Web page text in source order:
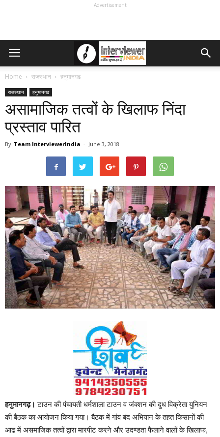
Advertisement
Home राजस्थान हनुमानगढ
राजस्थान हनुमानगढ
असामाजिक तत्वों के खिलाफ निंदा
प्रस्ताव पारित
By Team InterviewerIndia - June 3, 2018
हनुमानगढ़। टाउन की पंचायती धर्मशाला टाउन व जंक्शन की दुध विक्रेता युनियन
की बैठक का आयोजन किया गया। बैठक में गांव बंद अभियान के तहत किसानों की
आढ में असमाजिक तत्वों द्वारा मारपीट करने और उदण्डता फैलाने वालों के खिलाफ,